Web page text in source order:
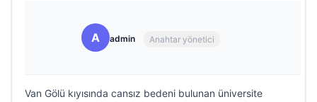
A admin Anahtar yönetici
Van Gölü kıyısında cansız bedeni bulunan üniversite